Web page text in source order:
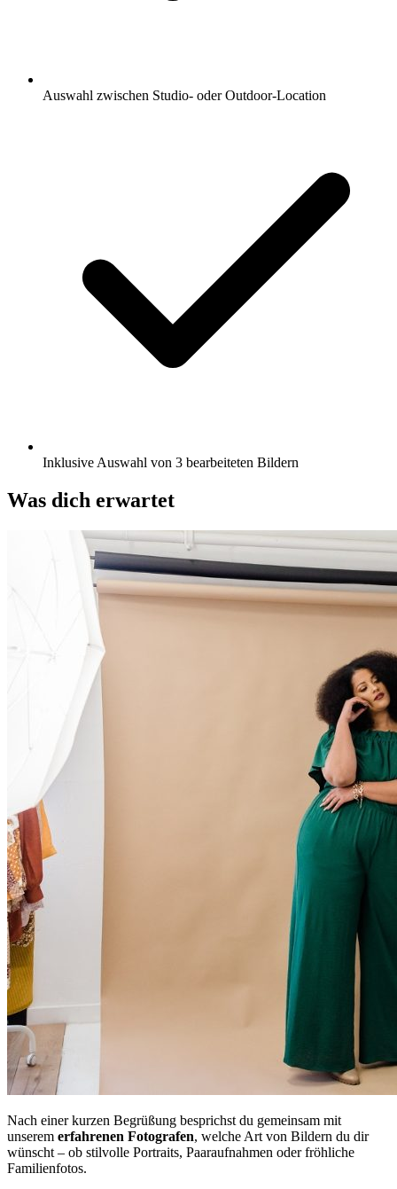
Auswahl zwischen Studio- oder Outdoor-Location
Inklusive Auswahl von 3 bearbeiteten Bildern
Was dich erwartet
Nach einer kurzen Begrüßung besprichst du gemeinsam mit
unserem erfahrenen Fotografen, welche Art von Bildern du dir
wünscht – ob stilvolle Portraits, Paaraufnahmen oder fröhliche
Familienfotos.